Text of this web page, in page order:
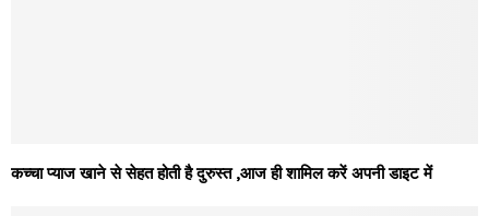
कच्चा प्याज खाने से सेहत होती है दुरुस्त ,आज ही शामिल करें अपनी डाइट में